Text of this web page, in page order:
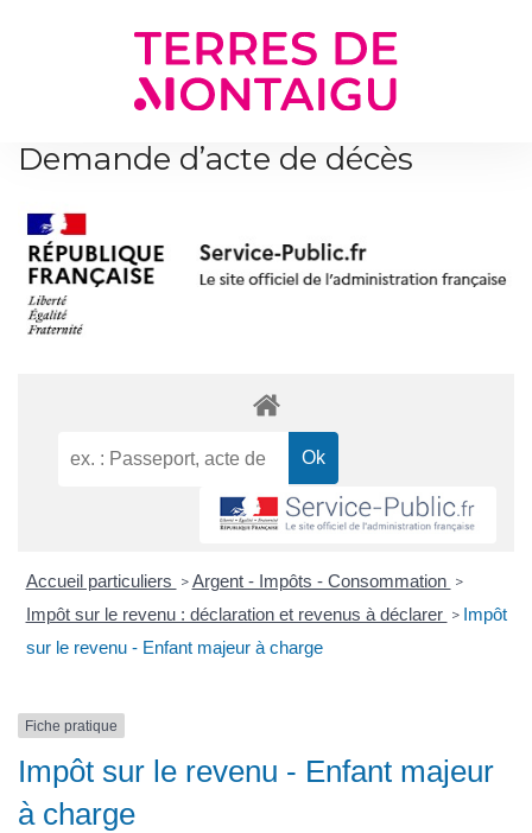
Demande d’acte de décès
Accueil particuliers > Argent - Impôts - Consommation >
Impôt sur le revenu : déclaration et revenus à déclarer > Impôt
sur le revenu - Enfant majeur à charge
Fiche pratique
Impôt sur le revenu - Enfant majeur
à charge